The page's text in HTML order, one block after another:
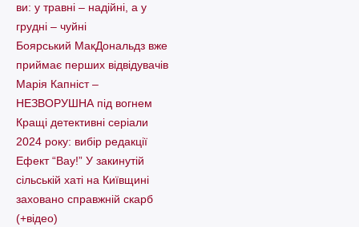
ви: у травні – надійні, а у
грудні – чуйні
Боярський МакДональдз вже
приймає перших відвідувачів
Марія Капніст –
НЕЗВОРУШНА під вогнем
Кращі детективні серіали
2024 року: вибір редакції
Ефект “Вау!” У закинутій
сільській хаті на Київщині
заховано справжній скарб
(+відео)